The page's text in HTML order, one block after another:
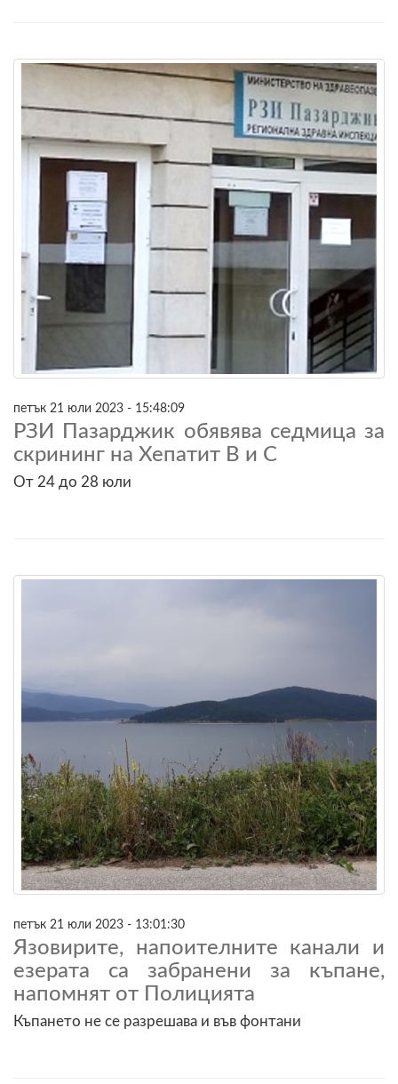
петък 21 юли 2023 - 15:48:09
РЗИ Пазарджик обявява седмица за
скрининг на Хепатит В и С
От 24 до 28 юли
петък 21 юли 2023 - 13:01:30
Язовирите, напоителните канали и
езерата са забранени за къпане,
напомнят от Полицията
Къпането не се разрешава и във фонтани